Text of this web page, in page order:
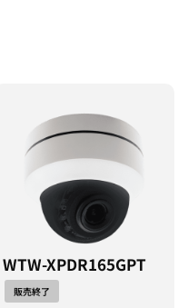
WTW-XPDR165GPT
販売終了